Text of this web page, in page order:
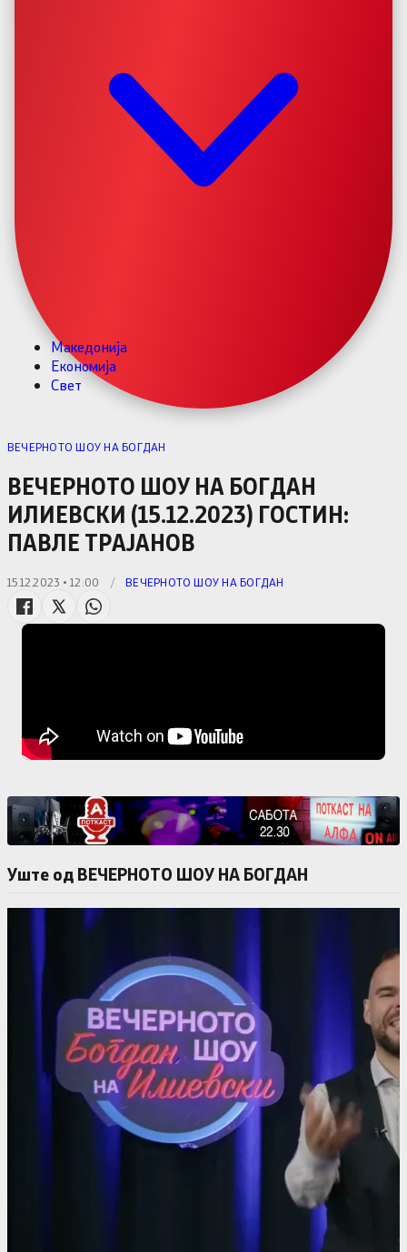
Македонија
Економија
Свет
ВЕЧЕРНОТО ШОУ НА БОГДАН
ВЕЧЕРНОТО ШОУ НА БОГДАН
ИЛИЕВСКИ (15.12.2023) ГОСТИН:
ПАВЛЕ ТРАЈАНОВ
15.12.2023 • 12:00 / ВЕЧЕРНОТО ШОУ НА БОГДАН
Уште од ВЕЧЕРНОТО ШОУ НА БОГДАН